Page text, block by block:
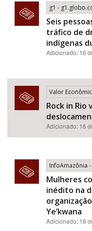
g1 -
Seis
tráfico de
indígenas
Adicionado: 16
Valor
Rock in Rio
Adicionado: 16
InfoAmazônia
Mulheres
inédito na
Ye’kwana
Adicionado: 16